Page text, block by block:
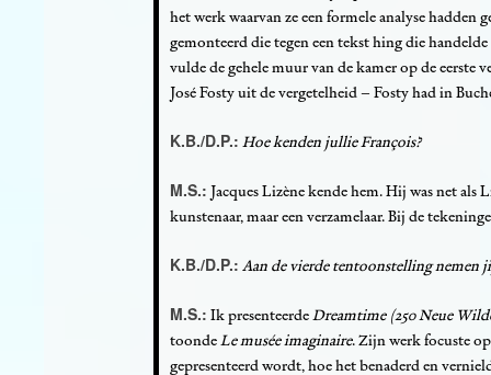
het werk waarvan ze een formele analyse hadden
gemonteerd die tegen een tekst hing die
vulde de gehele muur van de kamer op de eerste
José Fosty uit de vergetelheid – Fosty had in
K.B./D.P.: Hoe kenden jullie François?
M.S.: Jacques Lizène kende hem. Hij was net als
kunstenaar, maar een verzamelaar. Bij de
K.B./D.P.: Aan de vierde tentoonstelling nemen
M.S.: Ik presenteerdeDreamtime (250 Neue
toondeLe musée imaginaire. Zijn werk focuste
gepresenteerd wordt, hoe het benaderd en